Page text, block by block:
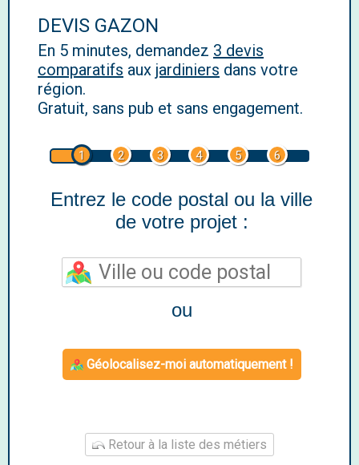
DEVIS GAZON
En 5 minutes, demandez 3 devis
comparatifs aux jardiniers dans votre
région.
Gratuit, sans pub et sans engagement.
1 2 3 4 5 6
Entrez le code postal ou la ville
de votre projet :
ou
Géolocalisez-moi automatiquement !
Retour à la liste des métiers